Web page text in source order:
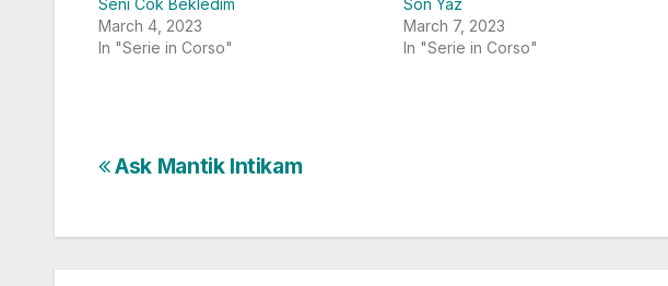
Seni Cok Bekledim
March 4, 2023
In "Serie in Corso"
Son Yaz
March 7, 2023
In "Serie in Corso"
Post
Ask Mantik Intikam